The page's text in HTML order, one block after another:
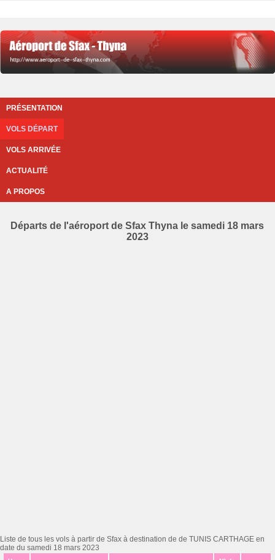
PRÉSENTATION
VOLS DÉPART
VOLS ARRIVÉE
ACTUALITÉ
A PROPOS
Départs de l'aéroport de Sfax Thyna le samedi 18 mars
2023
Liste de tous les vols à partir de Sfax à destination de de TUNIS CARTHAGE en
date du samedi 18 mars 2023